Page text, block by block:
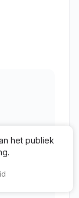
heeft
hart.
het publiek